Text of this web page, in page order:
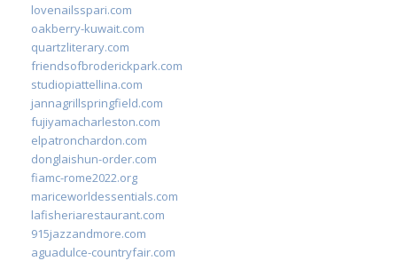
lovenailsspari.com
oakberry-kuwait.com
quartzliterary.com
friendsofbroderickpark.com
studiopiattellina.com
jannagrillspringfield.com
fujiyamacharleston.com
elpatronchardon.com
donglaishun-order.com
fiamc-rome2022.org
mariceworldessentials.com
lafisheriarestaurant.com
915jazzandmore.com
aguadulce-countryfair.com